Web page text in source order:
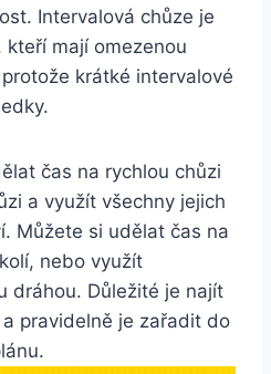
Intervalová chůze je
mají omezenou
krátké intervalové
čas na rychlou chůzi
a využít všechny jejich
Můžete si udělat čas na
nebo využít
dráhou. Důležité je najít
pravidelně je zařadit do